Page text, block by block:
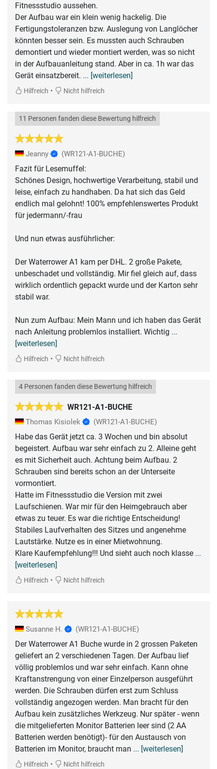
Fitnessstudio aussehen.
Der Aufbau war ein klein wenig hackelig. Die
Fertigungstoleranzen bzw. Auslegung von Langlöcher
könnten besser sein. Es mussten auch Schrauben
demontiert und wieder montiert werden, was so nicht
in der Aufbauanleitung stand. Aber in ca. 1h war das
Gerät einsatzbereit. ... [weiterlesen]
Hilfreich • Nicht hilfreich
11 Personen fanden diese Bewertung hilfreich
Jeanny (WR121-A1-BUCHE)
Fazit für Lesemuffel:
Schönes Design, hochwertige Verarbeitung, stabil und
leise, einfach zu handhaben. Da hat sich das Geld
endlich mal gelohnt! 100% empfehlenswertes Produkt
für jedermann/-frau
Und nun etwas ausführlicher:
Der Waterrower A1 kam per DHL. 2 große Pakete,
unbeschadet und vollständig. Mir fiel gleich auf, dass
wirklich ordentlich gepackt wurde und der Karton sehr
stabil war.
Nun zum Aufbau: Mein Mann und ich haben das Gerät
nach Anleitung problemlos installiert. Wichtig ...
[weiterlesen]
Hilfreich • Nicht hilfreich
WR121-A1-BUCHE
4 Personen fanden diese Bewertung hilfreich
Thomas Kisiolek (WR121-A1-BUCHE)
Habe das Gerät jetzt ca. 3 Wochen und bin absolut
begeistert. Aufbau war sehr einfach zu 2. Alleine geht
es mit Sicherheit auch. Achtung beim Aufbau. 2
Schrauben sind bereits schon an der Unterseite
vormontiert.
Hatte im Fitnessstudio die Version mit zwei
Laufschienen. War mir für den Heimgebrauch aber
etwas zu teuer. Es war die richtige Entscheidung!
Stabiles Laufverhalten des Sitzes und angenehme
Lautstärke. Nutze es in einer Mietwohnung.
Klare Kaufempfehlung!!! Und sieht auch noch klasse ...
[weiterlesen]
Hilfreich • Nicht hilfreich
Susanne H. (WR121-A1-BUCHE)
Der Waterrower A1 Buche wurde in 2 grossen Paketen
geliefert an 2 verschiedenen Tagen. Der Aufbau lief
völlig problemlos und war sehr einfach. Kann ohne
Kraftanstrengung von einer Einzelperson ausgeführt
werden. Die Schrauben dürfen erst zum Schluss
vollständig angezogen werden. Man bracht für den
Aufbau kein zusätzliches Werkzeug. Nur später - wenn
die mitgelieferten Monitor Batterien leer sind (2 AA
Batterien werden benötigt)- für den Austausch von
Batterien im Monitor, braucht man ... [weiterlesen]
Hilfreich • Nicht hilfreich